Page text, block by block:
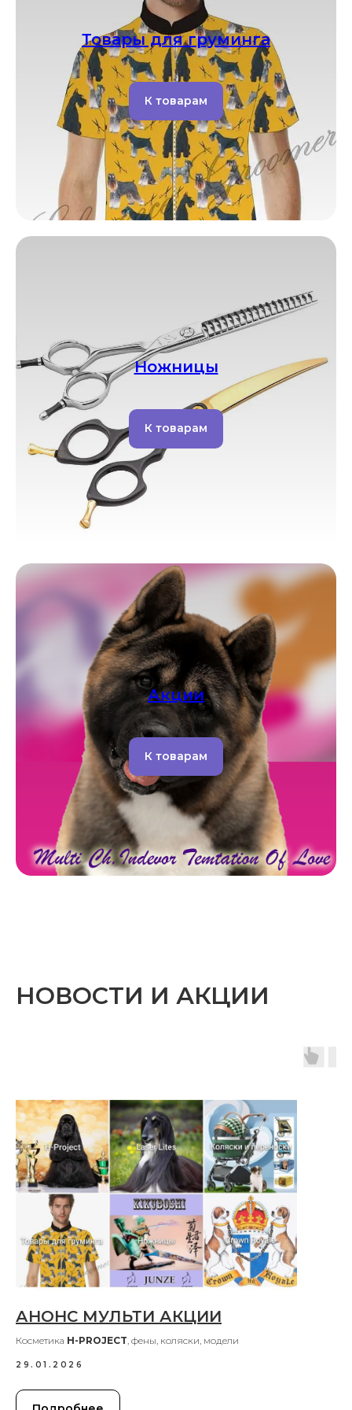
Товары для груминга
К товарам
Ножницы
К товарам
Акции
К товарам
НОВОСТИ И АКЦИИ
АНОНС МУЛЬТИ АКЦИИ
Косметика H-PROJECT, фены, коляски, модели
29.01.2026